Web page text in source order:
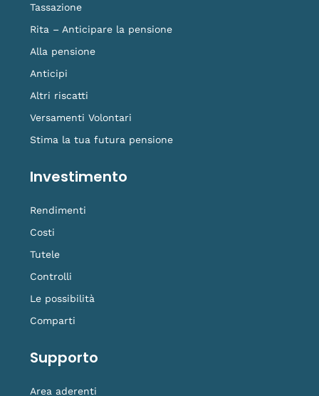
Tassazione
Rita – Anticipare la pensione
Alla pensione
Anticipi
Altri riscatti
Versamenti Volontari
Stima la tua futura pensione
Investimento
Rendimenti
Costi
Tutele
Controlli
Le possibilità
Comparti
Supporto
Area aderenti